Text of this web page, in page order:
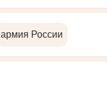
армия России